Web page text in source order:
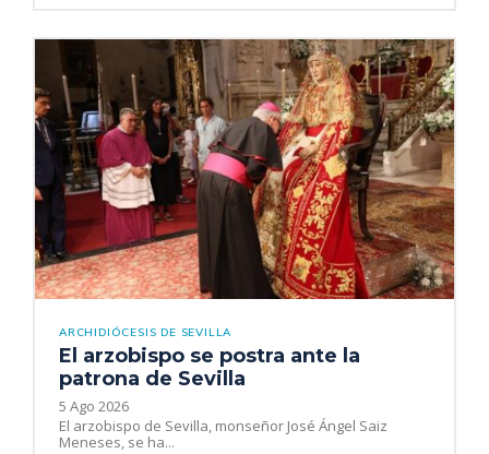
ARCHIDIÓCESIS DE SEVILLA
El arzobispo se postra ante la
patrona de Sevilla
5 Ago 2026
El arzobispo de Sevilla, monseñor José Ángel Saiz
Meneses, se ha...